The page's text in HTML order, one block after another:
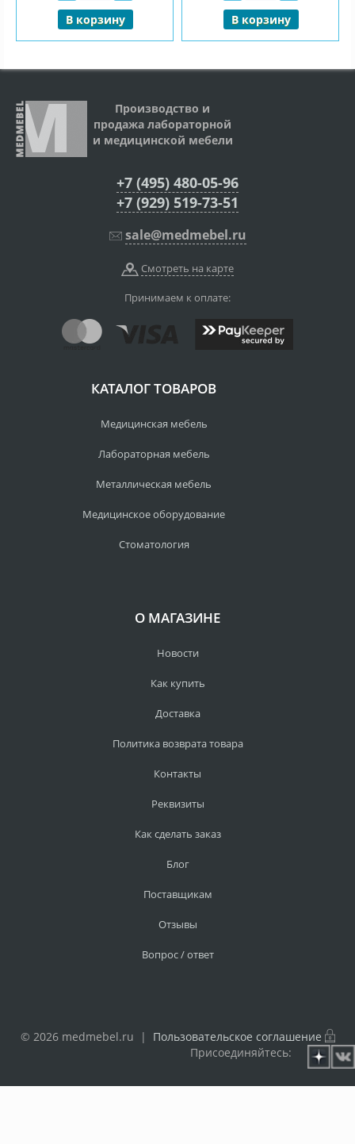
В корзину В корзину
Производство и
продажа лабораторной
и медицинской мебели
+7 (495) 480-05-96
+7 (929) 519-73-51
sale@medmebel.ru
Смотреть на карте
Принимаем к оплате:
КАТАЛОГ ТОВАРОВ
Медицинская мебель
Лабораторная мебель
Металлическая мебель
Медицинское оборудование
Стоматология
О МАГАЗИНЕ
Новости
Как купить
Доставка
Политика возврата товара
Контакты
Реквизиты
Как сделать заказ
Блог
Поставщикам
Отзывы
Вопрос / ответ
© 2026 medmebel.ru | Пользовательское соглашение
Присоединяйтесь: